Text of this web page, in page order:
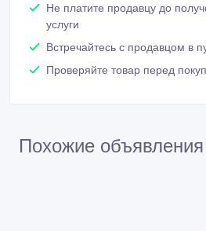
Не платите продавцу до
услуги
Встречайтесь с продавцом в
Проверяйте товар перед
Похожие объявления